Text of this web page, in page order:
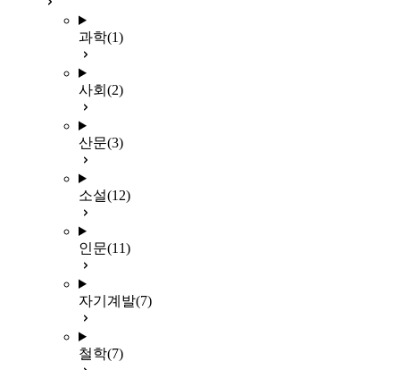
과학(1)
사회 (2)
산문(3)
소설(12)
인문(11)
자기계발(7)
철학(7)